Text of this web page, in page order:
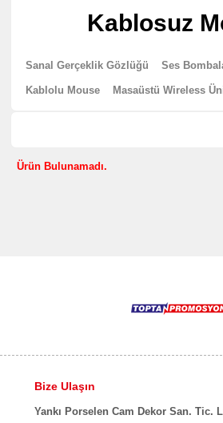
Kablosuz
Sanal Gerçeklik Gözlüğü Ses
Kablolu Mouse Masaüstü Wireless
Ürün Bulunamadı.
Bize Ulaşın
Yankı Porselen Cam Dekor San. Tic.